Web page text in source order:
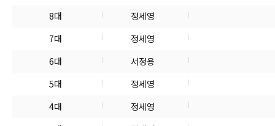
8대
정세영
7대
정세영
6대
서정용
5대
정세영
4대
정세영